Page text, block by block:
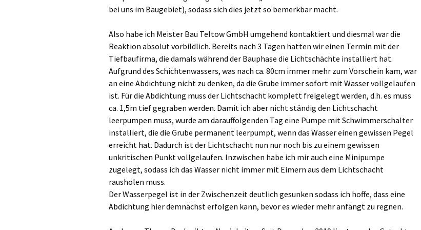
bei uns im Baugebiet), sodass sich dies jetzt so bemerkbar macht.
Also habe ich Meister Bau Teltow GmbH umgehend kontaktiert und diesmal war die
Reaktion absolut vorbildlich. Bereits nach 3 Tagen hatten wir einen Termin mit der
Tiefbaufirma, die damals während der Bauphase die Lichtschächte installiert hat.
Aufgrund des Schichtenwassers, was nach ca. 80cm immer mehr zum Vorschein kam, war
an eine Abdichtung nicht zu denken, da die Grube immer sofort mit Wasser vollgelaufen
ist. Für die Abdichtung muss der Lichtschacht komplett freigelegt werden, d.h. es muss
ca. 1,5m tief gegraben werden. Damit ich aber nicht ständig den Lichtschacht
leerpumpen muss, wurde am darauffolgenden Tag eine Pumpe mit Schwimmerschalter
installiert, die die Grube permanent leerpumpt, wenn das Wasser einen gewissen Pegel
erreicht hat. Dadurch ist der Lichtschacht nun nur noch bis zu einem gewissen
unkritischen Punkt vollgelaufen. Inzwischen habe ich mir auch eine Minipumpe
zugelegt, sodass ich das Wasser nicht immer mit Eimern aus dem Lichtschacht
rausholen muss.
Der Wasserpegel ist in der Zwischenzeit deutlich gesunken sodass ich hoffe, dass eine
Abdichtung hier demnächst erfolgen kann, bevor es wieder mehr anfängt zu regnen.